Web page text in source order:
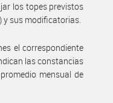
los topes previstos
y sus modificatorias.
el correspondiente
las constancias
mensual de